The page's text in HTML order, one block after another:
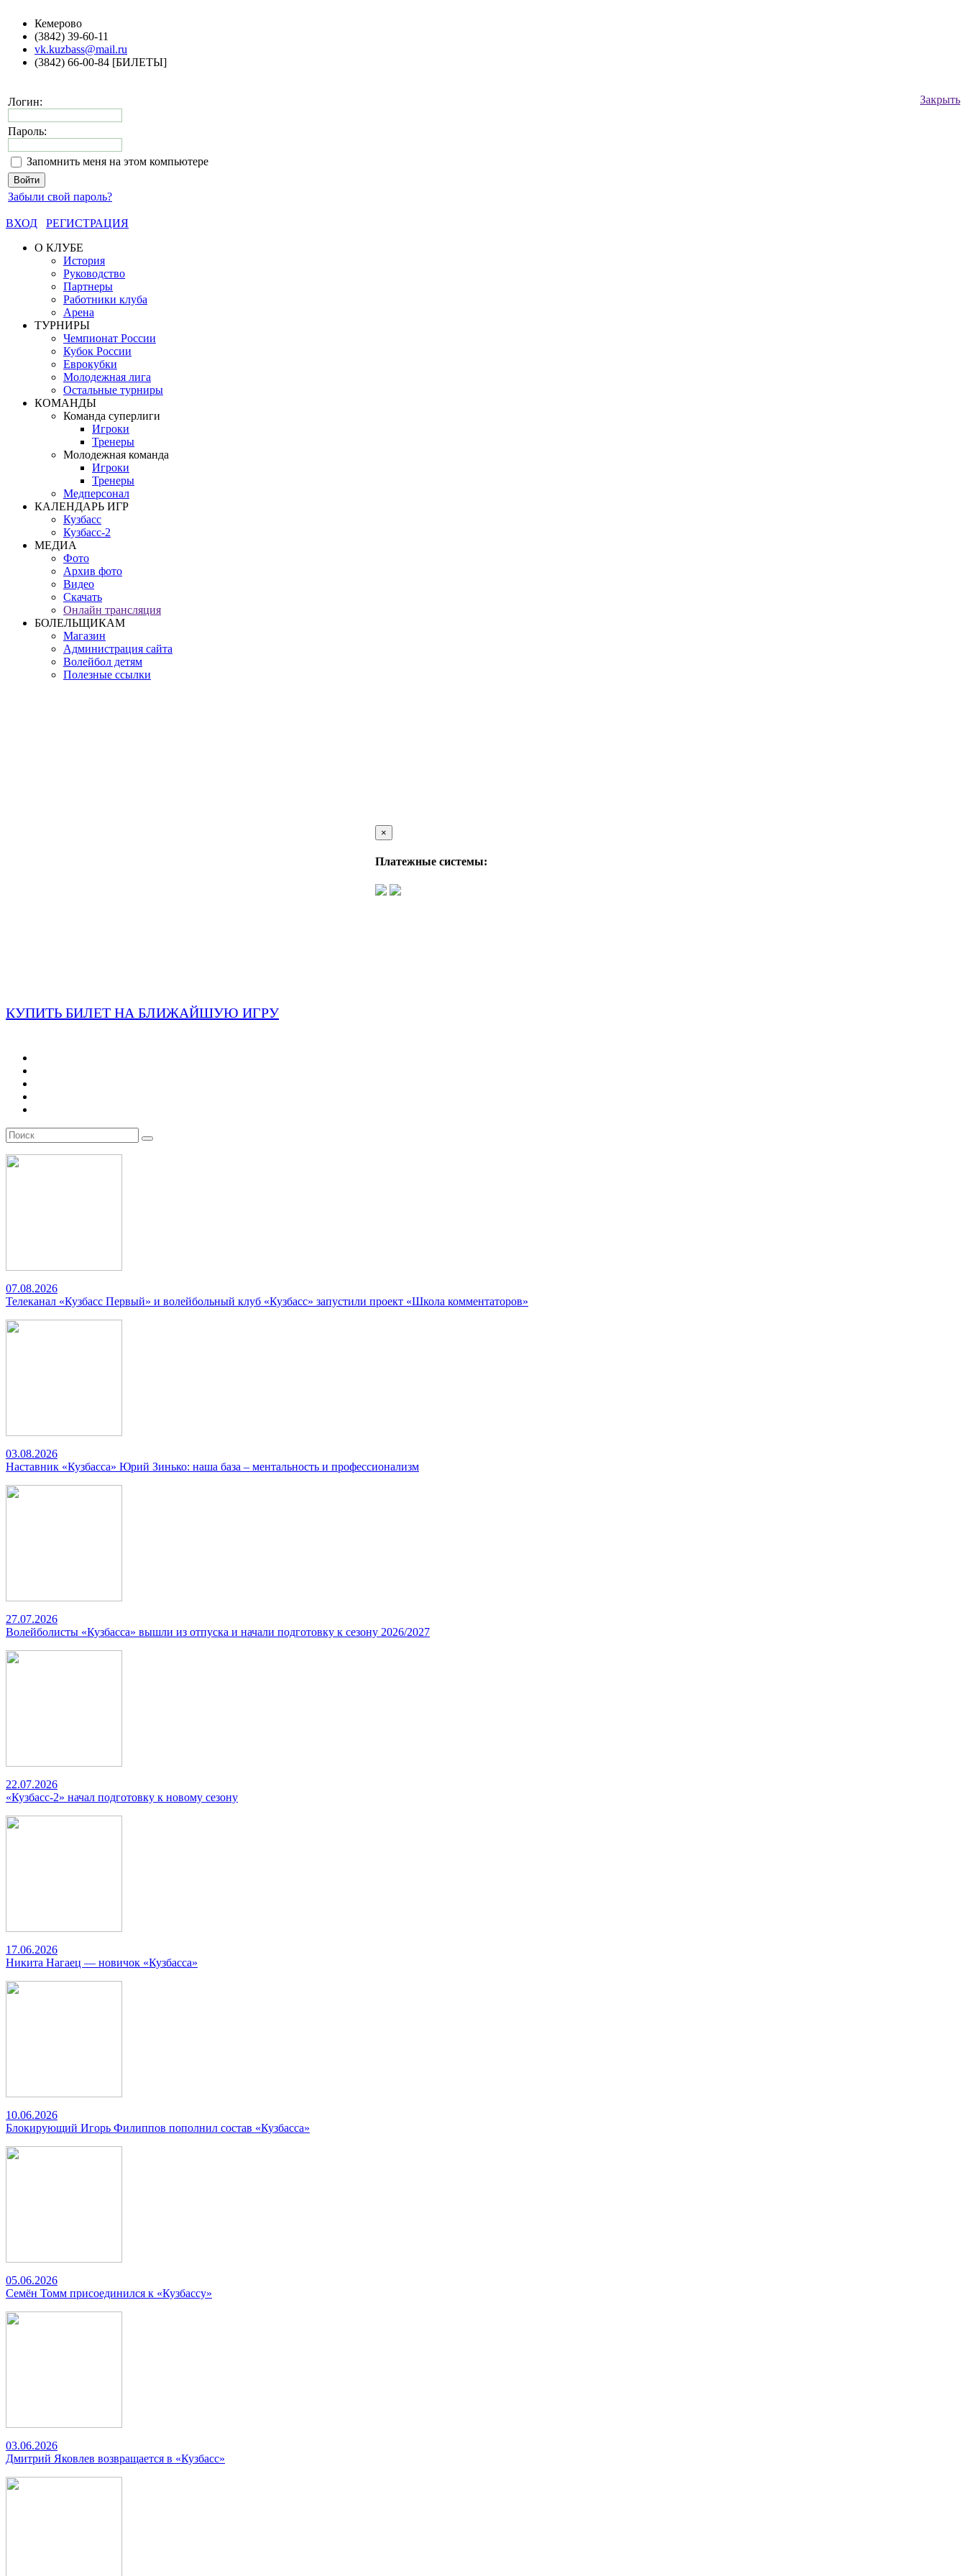
Кемерово
(3842) 39-60-11
vk.kuzbass@mail.ru
(3842) 66-00-84 [БИЛЕТЫ]
Закрыть
Логин:
Пароль:
Запомнить меня на этом компьютере
Забыли свой пароль?
ВХОД
РЕГИСТРАЦИЯ
О КЛУБЕ
История
Руководство
Партнеры
Работники клуба
Арена
ТУРНИРЫ
Чемпионат России
Кубок России
Еврокубки
Молодежная лига
Остальные турниры
КОМАНДЫ
Команда суперлиги
Игроки
Тренеры
Молодежная команда
Игроки
Тренеры
Медперсонал
КАЛЕНДАРЬ ИГР
Кузбасс
Кузбасс-2
МЕДИА
Фото
Архив фото
Видео
Скачать
Онлайн трансляция
БОЛЕЛЬЩИКАМ
Магазин
Администрация сайта
Волейбол детям
Полезные ссылки
×
Платежные системы:
КУПИТЬ БИЛЕТ НА БЛИЖАЙШУЮ ИГРУ
07.08.2026
Телеканал «Кузбасс Первый» и волейбольный клуб «Кузбасс» запустили проект «Школа комментаторов»
03.08.2026
Наставник «Кузбасса» Юрий Зинько: наша база – ментальность и профессионализм
27.07.2026
Волейболисты «Кузбасса» вышли из отпуска и начали подготовку к сезону 2026/2027
22.07.2026
«Кузбасс-2» начал подготовку к новому сезону
17.06.2026
Никита Нагаец — новичок «Кузбасса»
10.06.2026
Блокирующий Игорь Филиппов пополнил состав «Кузбасса»
05.06.2026
Семён Томм присоединился к «Кузбассу»
03.06.2026
Дмитрий Яковлев возвращается в «Кузбасс»